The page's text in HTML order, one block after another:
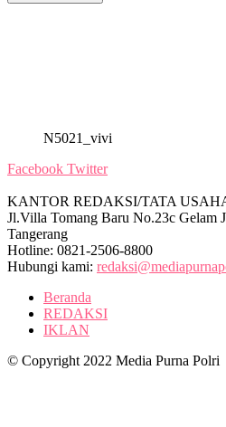
N5021_vivi
Facebook Twitter
KANTOR REDAKSI/TATA
Jl.Villa Tomang Baru No.23c Gelam
Tangerang
Hotline: 0821-2506-8800
Hubungi kami:
Beranda
REDAKSI
IKLAN
© Copyright 2022 Media Purna Polri